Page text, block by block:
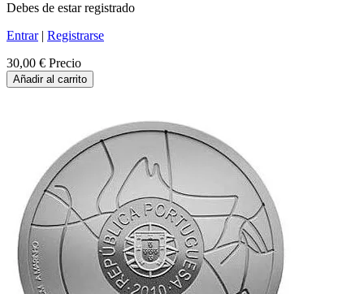
Debes de estar registrado
Entrar| Registrarse
30,00 € Precio
Añadir al carrito